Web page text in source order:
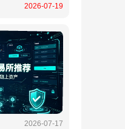
2026-07-19
2026-07-17